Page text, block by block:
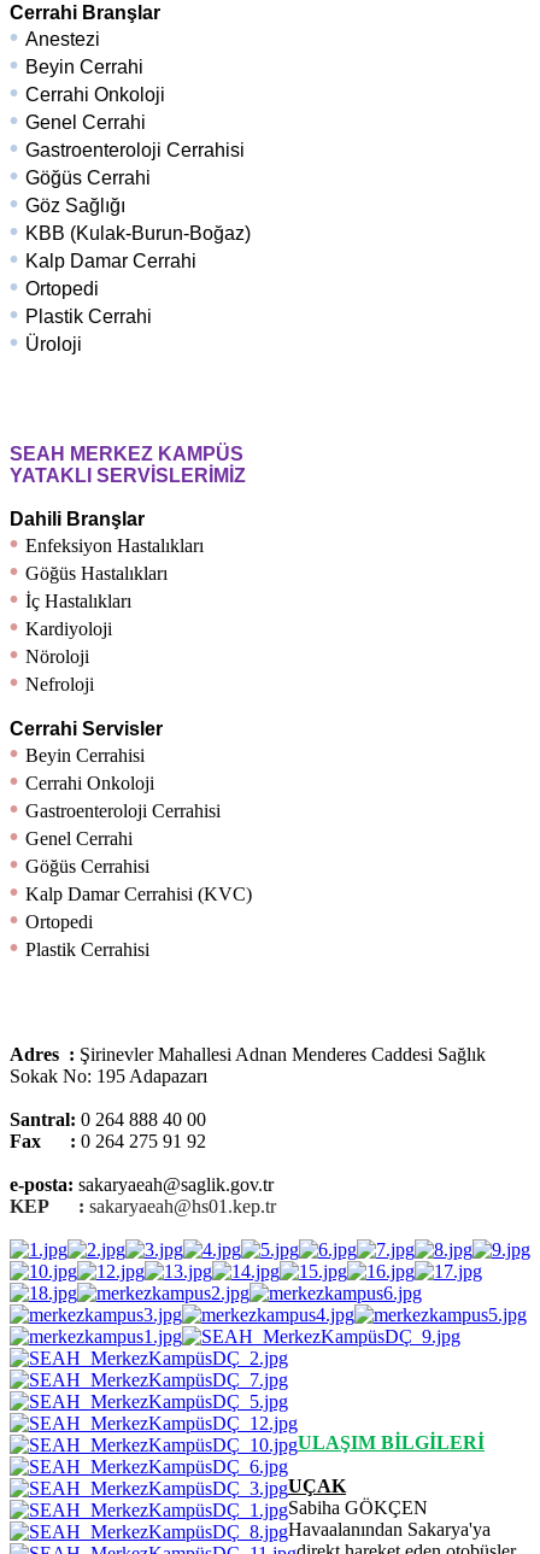
Cerrahi Branşlar
• Anestezi
• Beyin Cerrahi
• Cerrahi Onkoloji
• Genel Cerrahi
• Gastroenteroloji Cerrahisi
• Göğüs Cerrahi
• Göz Sağlığı
• KBB (Kulak-Burun-Boğaz)
• Kalp Damar Cerrahi
• Ortopedi
• Plastik Cerrahi
• Üroloji
SEAH MERKEZ KAMPÜS
YATAKLI SERVİSLERİMİZ
Dahili Branşlar
• Enfeksiyon Hastalıkları
• Göğüs Hastalıkları
• İç Hastalıkları
• Kardiyoloji
• Nöroloji
• Nefroloji
Cerrahi Servisler
• Beyin Cerrahisi
• Cerrahi Onkoloji
• Gastroenteroloji Cerrahisi
• Genel Cerrahi
• Göğüs Cerrahisi
• Kalp Damar Cerrahisi (KVC)
• Ortopedi
• Plastik Cerrahisi
Adres : Şirinevler Mahallesi Adnan Menderes Caddesi Sağlık
Sokak No: 195 Adapazarı
Santral: 0 264 888 40 00
Fax : 0 264 275 91 92
e-posta: sakaryaeah@saglik.gov.tr
KEP : sakaryaeah@hs01.kep.tr
ULAŞIM BİLGİLERİ
UÇAK
Sabiha GÖKÇEN
Havaalanından Sakarya'ya